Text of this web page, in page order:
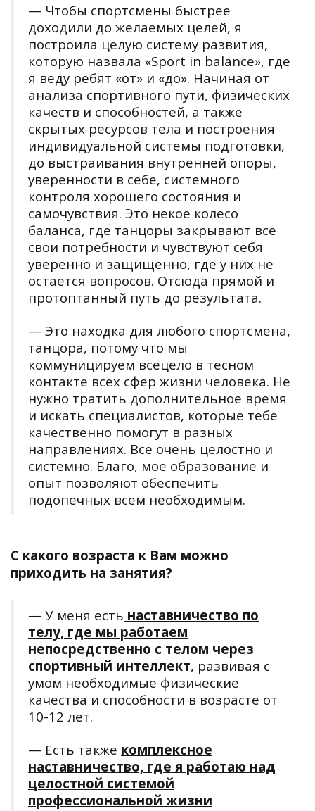
— Чтобы спортсмены быстрее
доходили до желаемых целей, я
построила целую систему развития,
которую назвала «Sport in balance», где
я веду ребят «от» и «до». Начиная от
анализа спортивного пути, физических
качеств и способностей, а также
скрытых ресурсов тела и построения
индивидуальной системы подготовки,
до выстраивания внутренней опоры,
уверенности в себе, системного
контроля хорошего состояния и
самочувствия. Это некое колесо
баланса, где танцоры закрывают все
свои потребности и чувствуют себя
уверенно и защищенно, где у них не
остается вопросов. Отсюда прямой и
протоптанный путь до результата.
— Это находка для любого спортсмена,
танцора, потому что мы
коммуницируем всецело в тесном
контакте всех сфер жизни человека. Не
нужно тратить дополнительное время
и искать специалистов, которые тебе
качественно помогут в разных
направлениях. Все очень целостно и
системно. Благо, мое образование и
опыт позволяют обеспечить
подопечных всем необходимым.
С какого возраста к Вам можно
приходить на занятия?
— У меня есть наставничество по
телу, где мы работаем
непосредственно с телом через
спортивный интеллект, развивая с
умом необходимые физические
качества и способности в возрасте от
10-12 лет.
— Есть также комплексное
наставничество, где я работаю над
целостной системой
профессиональной жизни